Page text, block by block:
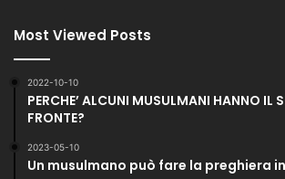
Most Viewed Posts
2022-10-10
PERCHE’ ALCUNI MUSULMANI HANNO IL
FRONTE?
2023-05-10
Un musulmano può fare la preghiera